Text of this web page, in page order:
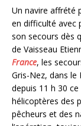
Un navire affrété
en difficulté avec
son secours dès
de Vaisseau
France, les
Gris-Nez, dans le
depuis 11 h 30
hélicoptères des
pêcheurs et des